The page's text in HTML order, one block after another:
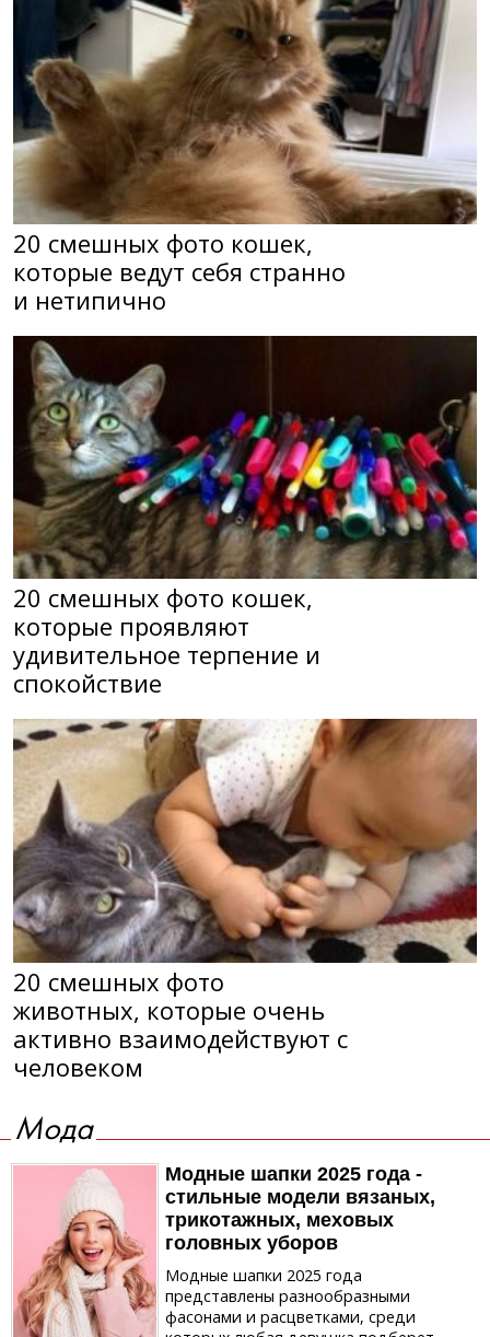
20 смешных фото кошек,
которые ведут себя странно
и нетипично
20 смешных фото кошек,
которые проявляют
удивительное терпение и
спокойствие
20 смешных фото
животных, которые очень
активно взаимодействуют с
человеком
Мода
Модные шапки 2025 года -
стильные модели вязаных,
трикотажных, меховых
головных уборов
Модные шапки 2025 года
представлены разнообразными
фасонами и расцветками, среди